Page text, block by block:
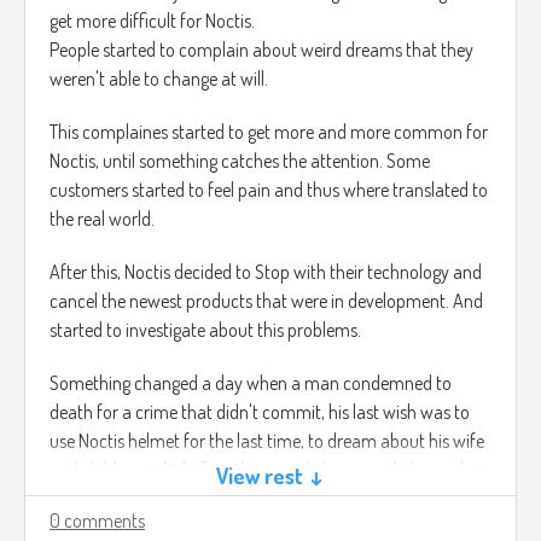
get more difficult for Noctis.
People started to complain about weird dreams that they
weren't able to change at will.
This complaines started to get more and more common for
Noctis, until something catches the attention. Some
customers started to feel pain and thus where translated to
the real world.
After this, Noctis decided to Stop with their technology and
cancel the newest products that were in development. And
started to investigate about this problems.
Something changed a day when a man condemned to
death for a crime that didn't commit, his last wish was to
use Noctis helmet for the last time, to dream about his wife
and children right before the tragedy happened, the car lost
control due to the speed.
In this man's dream the dream was about how he was able
View rest ↓
0 comments